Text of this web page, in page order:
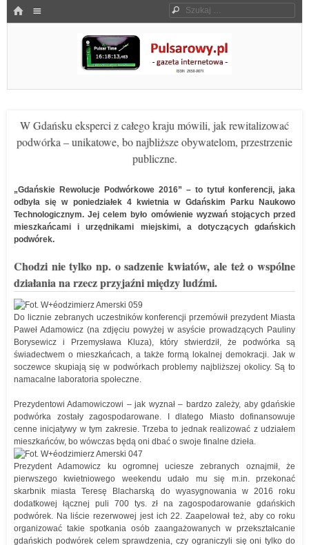
HOME Szukaj
Pulsarowy.pl
W Gdańsku eksperci z całego kraju mówili, jak rewitalizować
podwórka – unikatowe, bo najbliższe obywatelom, przestrzenie
publiczne.
„Gdańskie Rewolucje Podwórkowe 2016” – to tytuł konferencji, jaka
odbyła się w poniedziałek 4 kwietnia w Gdańskim Parku Naukowo
Technologicznym. Jej celem było omówienie wyzwań stojących przed
mieszkańcami i urzędnikami miejskimi, a dotyczących gdańskich
podwórek.
Chodzi nie tylko np. o sadzenie kwiatów, ale też o wspólne
działania na rzecz przyjaźni między ludźmi.
Do licznie zebranych uczestników konferencji przemówił prezydent Miasta
Paweł Adamowicz (na zdjęciu powyżej w asyście prowadzących Pauliny
Borysewicz i Przemysława Kluza), który stwierdził, że podwórka są
świadectwem o mieszkańcach, a także formą lokalnej demokracji. Jak w
soczewce skupiają się w podwórkach problemy najbliższej okolicy. Są to
namacalne laboratoria społeczne.
Prezydentowi Adamowiczowi – jak wyznał – bardzo zależy, aby gdańskie
podwórka zostały zagospodarowane. I dlatego Miasto dofinansowuje
cenne inicjatywy w tym zakresie. Trzeba to jednak realizować z udziałem
mieszkańców, bo wówczas będą oni dbać o swoje finalne dzieła.
Prezydent Adamowicz ku ogromnej uciesze zebranych oznajmił, że
pierwszego kwietniowego weekendu udało mu się m.in. przekonać
skarbnik miasta Teresę Blacharską do wyasygnowania w 2016 roku
dodatkowej łącznej puli 700 tys. zł na zagospodarowanie gdańskich
podwórek. Na liście rezerwowej jest ich 22. Zaapelował też, aby co roku
organizować takie spotkania osób zaangażowanych w przekształcanie
gdańskich podwórek celem sprawdzenia, czy ograniczyli się oni tylko do